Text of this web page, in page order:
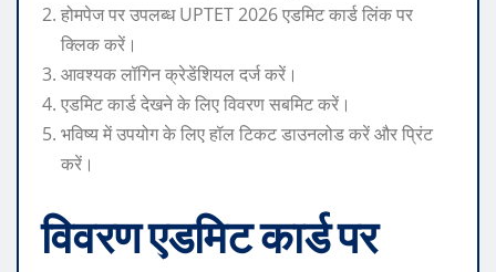
होमपेज पर उपलब्ध UPTET 2026 एडमिट कार्ड लिंक पर
क्लिक करें।
आवश्यक लॉगिन क्रेडेंशियल दर्ज करें।
एडमिट कार्ड देखने के लिए विवरण सबमिट करें।
भविष्य में उपयोग के लिए हॉल टिकट डाउनलोड करें और प्रिंट
करें।
विवरण एडमिट कार्ड पर